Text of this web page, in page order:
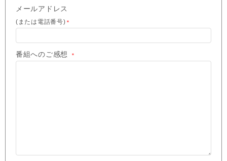
メールアドレス
(または電話番号) ＊
番組へのご感想 ＊